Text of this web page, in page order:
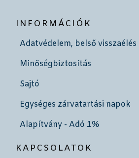
INFORMÁCIÓK
Adatvédelem, belső
Minőségbiztosítás
Sajtó
Egységes zárvatartási napok
Alapítvány - Adó 1%
KAPCSOLATOK